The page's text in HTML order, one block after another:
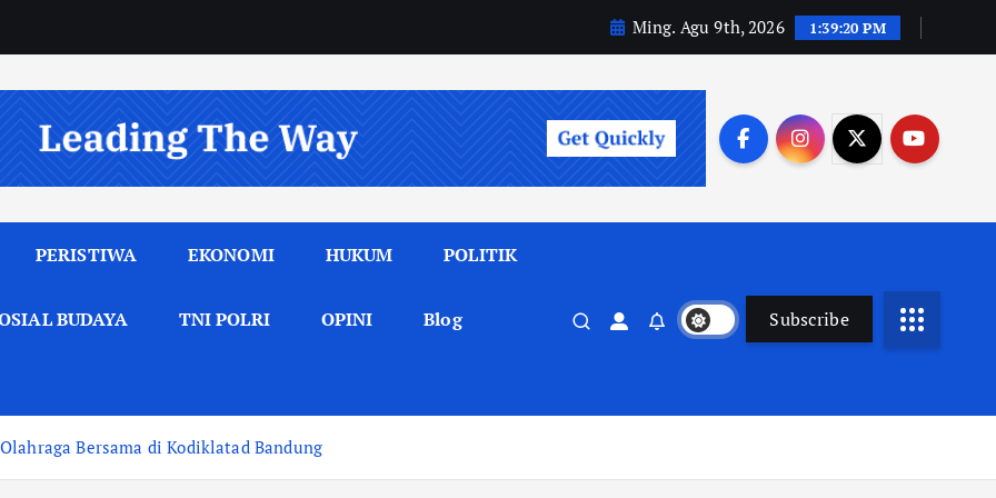
Ming. Agu 9th, 2026 1:39:22 PM
PERISTIWA EKONOMI HUKUM POLITIK
BUDAYA TNI POLRI OPINI Blog Subscribe
Bersama di Kodiklatad Bandung